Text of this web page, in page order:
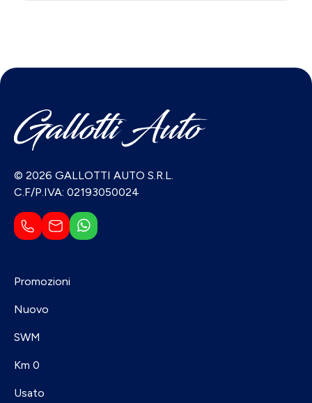
© 2026 GALLOTTI AUTO S.R.L.
C.F/P.IVA: 02193050024
Promozioni
Nuovo
SWM
Km 0
Usato